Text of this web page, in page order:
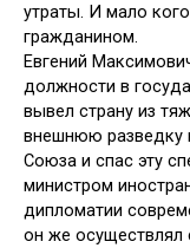
утраты. И мало
гражданином.
Евгений
должности в
вывел страну из
внешнюю разведку
Союза и спас эту
министром
дипломатии
он же осуществлял